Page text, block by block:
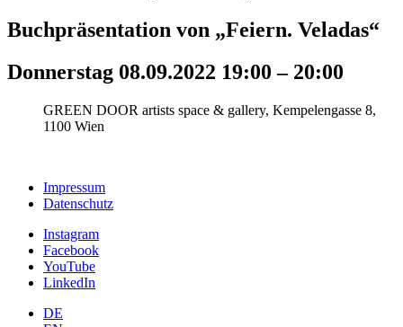
Buchpräsentation von „Feiern. Veladas“
Donnerstag 08.09.2022 19:00 – 20:00
GREEN DOOR artists space & gallery, Kempelengasse 8,
1100 Wien
Impressum
Datenschutz
Instagram
Facebook
YouTube
LinkedIn
DE